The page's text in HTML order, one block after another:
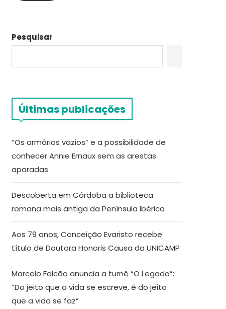
Pesquisar
Últimas publicações
“Os armários vazios” e a possibilidade de
conhecer Annie Ernaux sem as arestas
aparadas
Descoberta em Córdoba a biblioteca
romana mais antiga da Península Ibérica
Aos 79 anos, Conceição Evaristo recebe
título de Doutora Honoris Causa da UNICAMP
Marcelo Falcão anuncia a turnê “O Legado”:
“Do jeito que a vida se escreve, é do jeito
que a vida se faz”